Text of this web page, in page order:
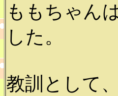
ももちゃん
した。
教訓として